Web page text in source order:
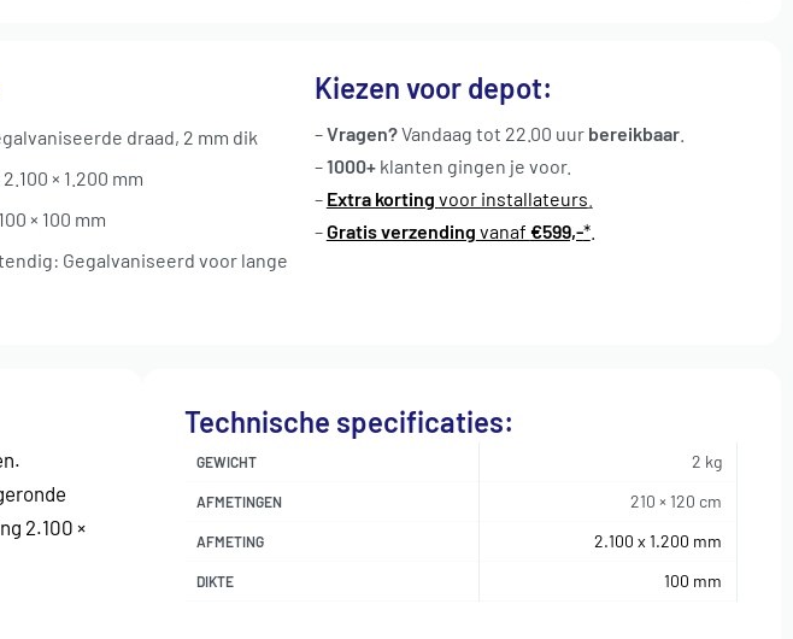
draad, 2 mm dik
× 1.200 mm
× 100 mm
Gegalvaniseerd voor lange
Kiezen voor depot:
–Vragen?Vandaag tot 22.00 uur bereikbaar.
–1000+ klanten gingen je voor.
– Extra korting voor installateurs
–Gratis verzending vanaf €599,-*.
2.100 ×
Technische specificaties:
GEWICHT 2 kg
AFMETINGEN 210 × 120 cm
AFMETING 2.100 x 1.200 mm
DIKTE 100 mm